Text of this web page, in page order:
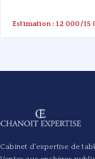
Estimation : 12 000/15
Cabinet d'expertise de